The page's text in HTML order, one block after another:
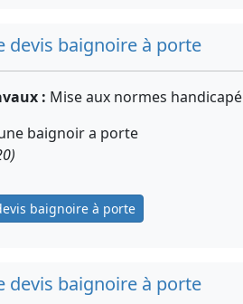
devis baignoire à porte
: Mise aux normes handicapé
baignoir a porte
baignoire à porte
devis baignoire à porte